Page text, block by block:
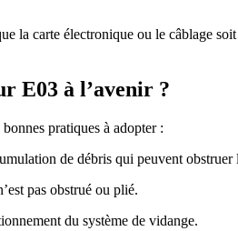
la carte électronique ou le câblage
E03 à l’avenir ?
pratiques à adopter :
de débris qui peuvent obstruer
pas obstrué ou plié.
du système de vidange.